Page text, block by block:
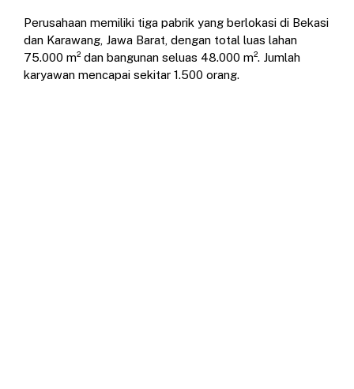
Perusahaan memiliki tiga pabrik yang berlokasi di Bekasi
dan Karawang, Jawa Barat, dengan total luas lahan
75.000 m² dan bangunan seluas 48.000 m². Jumlah
karyawan mencapai sekitar 1.500 orang.